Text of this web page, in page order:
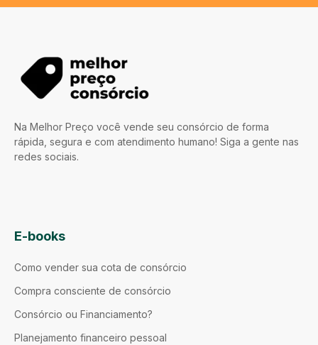
Na Melhor Preço você vende seu consórcio de forma
rápida, segura e com atendimento humano! Siga a gente nas
redes sociais.
E-books
Como vender sua cota de consórcio
Compra consciente de consórcio
Consórcio ou Financiamento?
Planejamento financeiro pessoal